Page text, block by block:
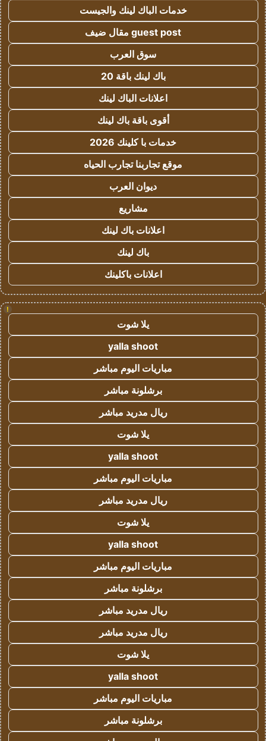
خدمات الباك لينك والجيست
guest post مقال ضيف
سوق العرب
باك لينك باقة 20
اعلانات الباك لينك
أقوى باقة باك لينك
خدمات با كلينك 2026
موقع تجاربنا تجارب الحياه
ديوان العرب
مشاريع
اعلانات باك لينك
باك لينك
اعلانات باكلينك
!
يلا شوت
yalla shoot
مباريات اليوم مباشر
برشلونة مباشر
ريال مدريد مباشر
يلا شوت
yalla shoot
مباريات اليوم مباشر
ريال مدريد مباشر
يلا شوت
yalla shoot
مباريات اليوم مباشر
برشلونة مباشر
ريال مدريد مباشر
ريال مدريد مباشر
يلا شوت
yalla shoot
مباريات اليوم مباشر
برشلونة مباشر